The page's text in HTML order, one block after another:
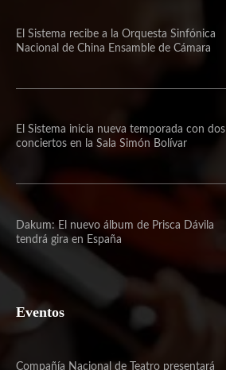
El Sistema recibe a la Orquesta Sinfónica
Nacional de China Ensamble de Cámara
El Sistema inicia nueva temporada con dos
conciertos en la Sala Simón Bolívar
Dakum: El nuevo álbum de Prisca Dávila
tendrá gira en España
Eventos
Compañía Nacional de Teatro presentará